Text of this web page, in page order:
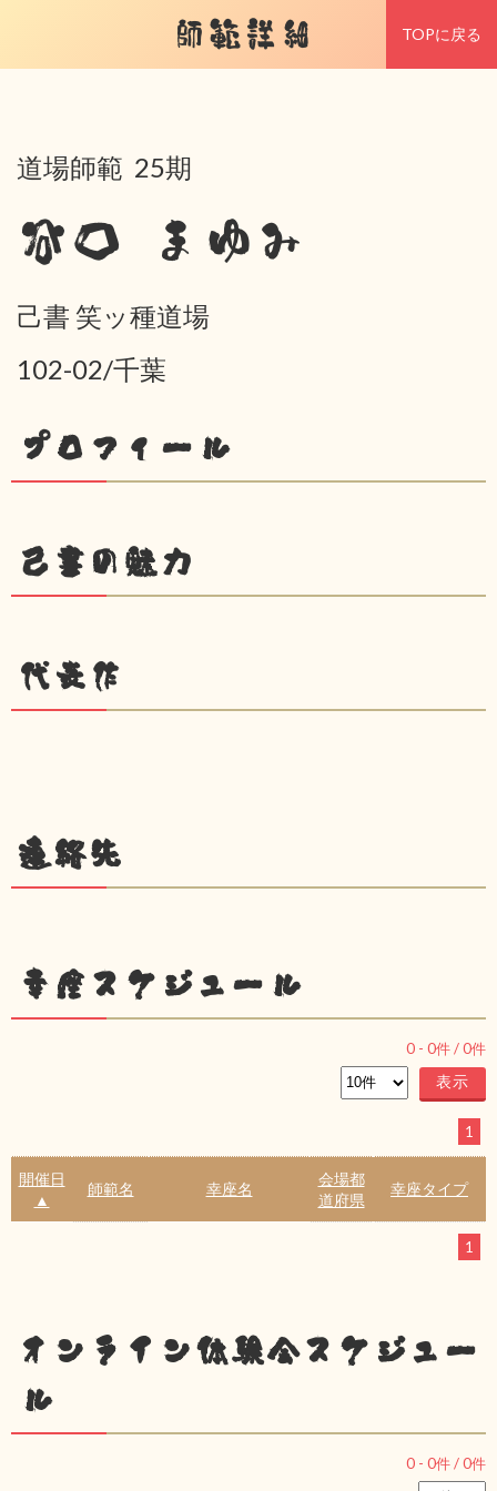
師範詳細 TOPに戻る
道場師範 25期
谷口 まゆみ
己書 笑ッ種道場
102-02/千葉
プロフィール
己書の魅力
代表作
連絡先
幸座スケジュール
0 - 0件 /0件
1
開催日
▲
師範名 幸座名
会場都
道府県
幸座タイプ
1
オンライン体験会スケジュー
ル
0 - 0件 /0件